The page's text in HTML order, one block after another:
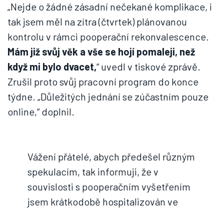
„Nejde o žádné zásadní nečekané komplikace, i
tak jsem měl na zítra (čtvrtek) plánovanou
kontrolu v rámci pooperační rekonvalescence.
Mám již svůj věk a vše se hojí pomaleji, než
když mi bylo dvacet,“ uvedl v tiskové zprávě.
Zrušil proto svůj pracovní program do konce
týdne. „Důležitých jednání se zúčastním pouze
online,“ doplnil.
Vážení přátelé, abych předešel různým
spekulacím, tak informuji, že v
souvislosti s pooperačním vyšetřením
jsem krátkodobě hospitalizován ve